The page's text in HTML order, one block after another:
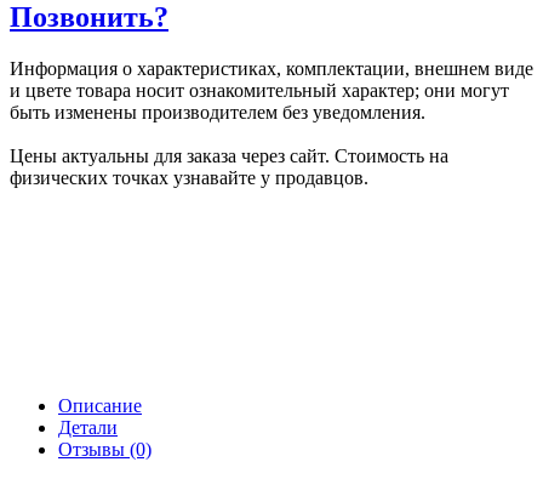
Позвонить?
Информация о характеристиках, комплектации, внешнем виде
и цвете товара носит ознакомительный характер; они могут
быть изменены производителем без уведомления.
Цены актуальны для заказа через сайт. Стоимость на
физических точках узнавайте у продавцов.
Описание
Детали
Отзывы (0)